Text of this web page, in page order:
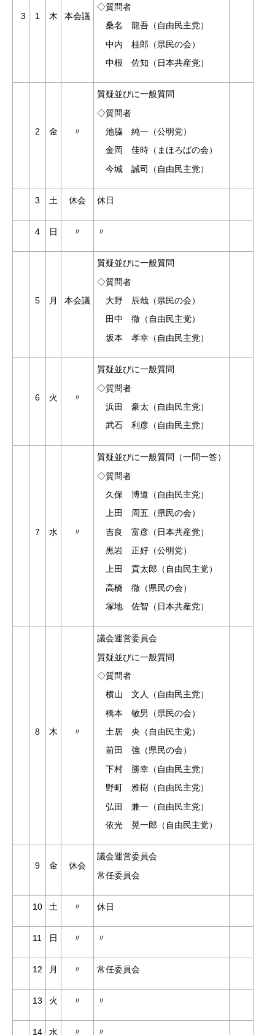
3 1 木 本会議
◇質問者
桑名 龍吾（自由民主党）
中内 桂郎（県民の会）
中根 佐知（日本共産党）
2 金 〃
質疑並びに一般質問
◇質問者
池脇 純一（公明党）
金岡 佳時（まほろばの会）
今城 誠司（自由民主党）
3 土 休会 休日
4 日 〃 〃
5 月 本会議
質疑並びに一般質問
◇質問者
大野 辰哉（県民の会）
田中 徹（自由民主党）
坂本 孝幸（自由民主党）
6 火 〃
質疑並びに一般質問
◇質問者
浜田 豪太（自由民主党）
武石 利彦（自由民主党）
7 水 〃
質疑並びに一般質問（一問一答）
◇質問者
久保 博道（自由民主党）
上田 周五（県民の会）
吉良 富彦（日本共産党）
黒岩 正好（公明党）
上田 貢太郎（自由民主党）
高橋 徹（県民の会）
塚地 佐智（日本共産党）
8 木 〃
議会運営委員会
質疑並びに一般質問
◇質問者
横山 文人（自由民主党）
橋本 敏男（県民の会）
土居 央（自由民主党）
前田 強（県民の会）
下村 勝幸（自由民主党）
野町 雅樹（自由民主党）
弘田 兼一（自由民主党）
依光 晃一郎（自由民主党）
9 金 休会
議会運営委員会
常任委員会
10 土 〃 休日
11 日 〃 〃
12 月 〃 常任委員会
13 火 〃 〃
14 水 〃 〃